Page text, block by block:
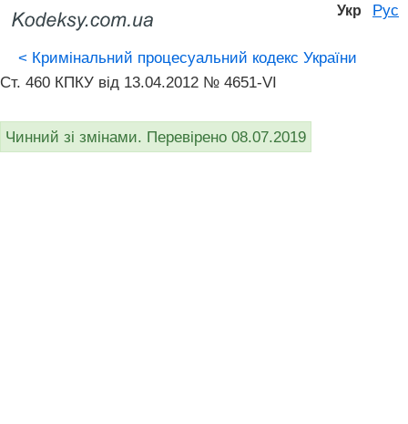
Укр Рус
< Кримінальний процесуальний кодекс України
Ст. 460 КПКУ від 13.04.2012 № 4651-VI
Чинний зі змінами. Перевірено 08.07.2019